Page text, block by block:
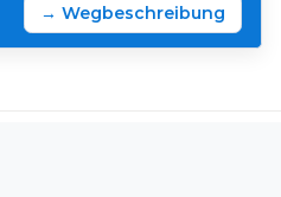
→ Wegbeschreibung